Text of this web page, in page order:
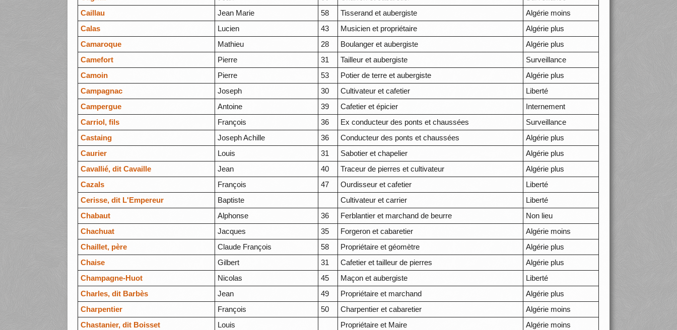
Caillau
Jean Marie 58 Tisserand et aubergiste
Algérie moins
Calas
Lucien 43 Musicien et propriétaire
Algérie plus
Camaroque
Mathieu 28 Boulanger et aubergiste
Algérie plus
Camefort
Pierre 31 Tailleur et aubergiste
Surveillance
Camoin
Pierre 53 Potier de terre et aubergiste
Algérie plus
Campagnac
Joseph 30 Cultivateur et cafetier
Liberté
Campergue
Antoine 39 Cafetier et épicier
Internement
Carriol, fils
François 36 Ex conducteur des ponts et chaussées
Surveillance
Castaing
Joseph Achille 36 Conducteur des ponts et chaussées
Algérie plus
Caurier
Louis 31 Sabotier et chapelier
Algérie plus
Cavallié, dit Cavaille
Jean 40 Traceur de pierres et cultivateur
Algérie plus
Cazals
François 47 Ourdisseur et cafetier
Liberté
Cerisse, dit L'Empereur
Baptiste Cultivateur et carrier
Liberté
Chabaut
Alphonse 36 Ferblantier et marchand de beurre
Non lieu
Chachuat
Jacques 35 Forgeron et cabaretier
Algérie moins
Chaillet, père
Claude François 58 Propriétaire et géomètre
Algérie plus
Chaise
Gilbert 31 Cafetier et tailleur de pierres
Algérie plus
Champagne-Huot
Nicolas 45 Maçon et aubergiste
Liberté
Charles, dit Barbès
Jean 49 Propriétaire et marchand
Algérie plus
Charpentier
François 50 Charpentier et cabaretier
Algérie moins
Chastanier, dit Boisset
Louis Propriétaire et Maire Algérie moins